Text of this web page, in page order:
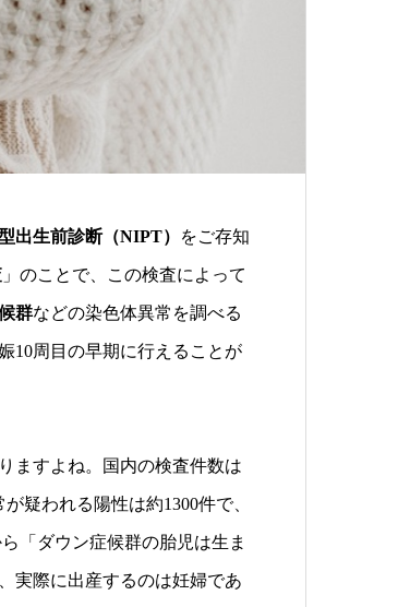
出生前診断（NIPT） をご存知
」のことで、この検査によって
群などの染色体異常を調べる
10周目の早期に行えることが
ますよね。国内の検査件数は
疑われる陽性は約1300件で、
「ダウン症候群の胎児は生ま
実際に出産するのは妊婦であ